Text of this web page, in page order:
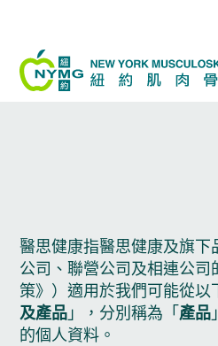
content
醫思健康指醫思健康及旗
公司、聯營公司及相連公司
策》）適用於我們可能從
及產品」，分別稱為「產品
的個人資料。